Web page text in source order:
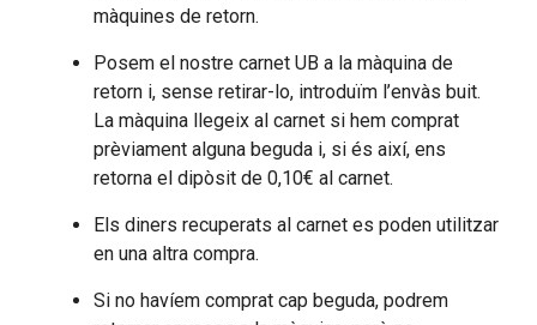
màquines de retorn.
Posem el nostre carnet UB a la màquina de
retorn i, sense retirar-lo, introduïm l’envàs buit.
La màquina llegeix al carnet si hem comprat
prèviament alguna beguda i, si és així, ens
retorna el dipòsit de 0,10€ al carnet.
Els diners recuperats al carnet es poden utilitzar
en una altra compra.
Si no havíem comprat cap beguda, podrem